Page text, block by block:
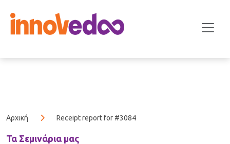
Αρχική Receipt report for #3084
Τα Σεμινάρια μας